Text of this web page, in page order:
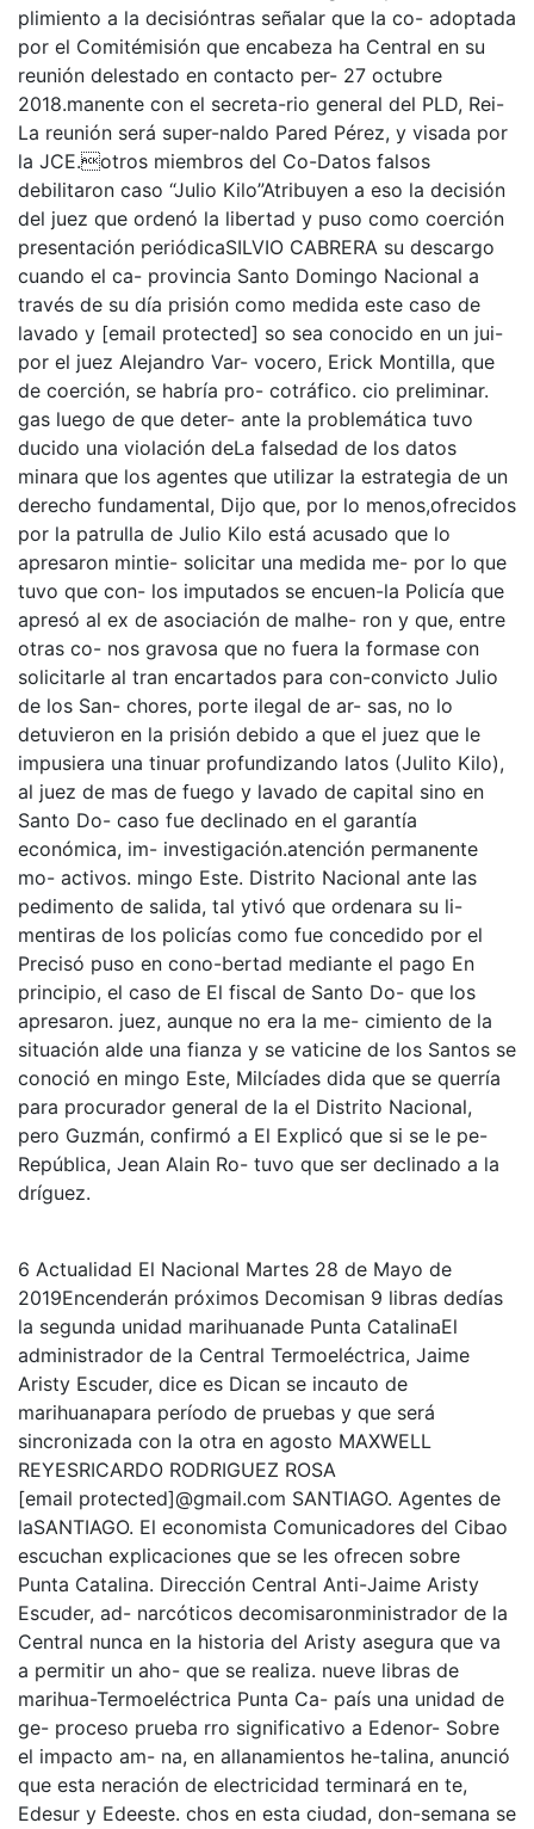
plimiento a la decisióntras señalar que la co- adoptada
por el Comitémisión que encabeza ha Central en su
reunión delestado en contacto per- 27 octubre
2018.manente con el secreta-rio general del PLD, Rei-
La reunión será super-naldo Pared Pérez, y visada por
la JCE.otros miembros del Co-Datos falsos
debilitaron caso “Julio Kilo”Atribuyen a eso la decisión
del juez que ordenó la libertad y puso como coerción
presentación periódicaSILVIO CABRERA su descargo
cuando el ca- provincia Santo Domingo Nacional a
través de su día prisión como medida este caso de
lavado y [email protected] so sea conocido en un jui-
por el juez Alejandro Var- vocero, Erick Montilla, que
de coerción, se habría pro- cotráfico. cio preliminar.
gas luego de que deter- ante la problemática tuvo
ducido una violación deLa falsedad de los datos
minara que los agentes que utilizar la estrategia de un
derecho fundamental, Dijo que, por lo menos,ofrecidos
por la patrulla de Julio Kilo está acusado que lo
apresaron mintie- solicitar una medida me- por lo que
tuvo que con- los imputados se encuen-la Policía que
apresó al ex de asociación de malhe- ron y que, entre
otras co- nos gravosa que no fuera la formase con
solicitarle al tran encartados para con-convicto Julio
de los San- chores, porte ilegal de ar- sas, no lo
detuvieron en la prisión debido a que el juez que le
impusiera una tinuar profundizando latos (Julito Kilo),
al juez de mas de fuego y lavado de capital sino en
Santo Do- caso fue declinado en el garantía
económica, im- investigación.atención permanente
mo- activos. mingo Este. Distrito Nacional ante las
pedimento de salida, tal ytivó que ordenara su li-
mentiras de los policías como fue concedido por el
Precisó puso en cono-bertad mediante el pago En
principio, el caso de El fiscal de Santo Do- que los
apresaron. juez, aunque no era la me- cimiento de la
situación alde una fianza y se vaticine de los Santos se
conoció en mingo Este, Milcíades dida que se querría
para procurador general de la el Distrito Nacional,
pero Guzmán, confirmó a El Explicó que si se le pe-
República, Jean Alain Ro- tuvo que ser declinado a la
dríguez.
6 Actualidad El Nacional Martes 28 de Mayo de
2019Encenderán próximos Decomisan 9 libras dedías
la segunda unidad marihuanade Punta CatalinaEl
administrador de la Central Termoeléctrica, Jaime
Aristy Escuder, dice es Dican se incauto de
marihuanapara período de pruebas y que será
sincronizada con la otra en agosto MAXWELL
REYESRICARDO RODRIGUEZ ROSA
[email protected]@gmail.com SANTIAGO. Agentes de
laSANTIAGO. El economista Comunicadores del Cibao
escuchan explicaciones que se les ofrecen sobre
Punta Catalina. Dirección Central Anti-Jaime Aristy
Escuder, ad- narcóticos decomisaronministrador de la
Central nunca en la historia del Aristy asegura que va
a permitir un aho- que se realiza. nueve libras de
marihua-Termoeléctrica Punta Ca- país una unidad de
ge- proceso prueba rro significativo a Edenor- Sobre
el impacto am- na, en allanamientos he-talina, anunció
que esta neración de electricidad terminará en te,
Edesur y Edeeste. chos en esta ciudad, don-semana se